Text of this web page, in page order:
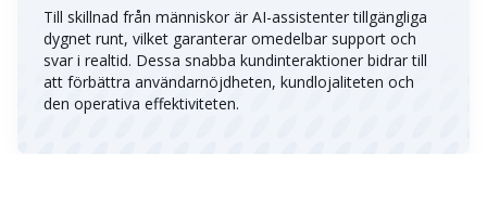
Till skillnad från människor är AI-assistenter tillgängliga
dygnet runt, vilket garanterar omedelbar support och
svar i realtid. Dessa snabba kundinteraktioner bidrar till
att förbättra användarnöjdheten, kundlojaliteten och
den operativa effektiviteten.